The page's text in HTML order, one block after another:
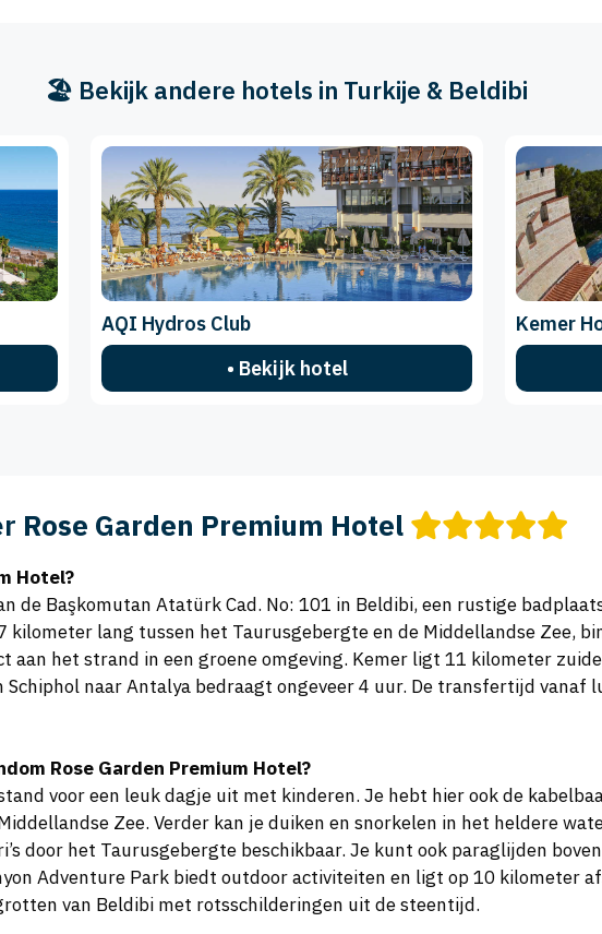
🏖️ Bekijk andere hotels in Turkije & Beldibi
AQI Hydros Club
• Bekijk hotel
Kemer
Rose Garden Premium Hotel
Hotel?
de Başkomutan Atatürk Cad. No: 101 in Beldibi, een rustige
kilometer lang tussen het Taurusgebergte en de Middellandse Zee,
aan het strand in een groene omgeving. Kemer ligt 11 kilometer
naar Antalya bedraagt ongeveer 4 uur. De transfertijd vanaf
Rose Garden Premium Hotel?
voor een leuk dagje uit met kinderen. Je hebt hier ook de
Zee. Verder kan je duiken en snorkelen in het heldere
door het Taurusgebergte beschikbaar. Je kunt ook paraglijden
Adventure Park biedt outdoor activiteiten en ligt op 10 kilometer
van Beldibi met rotsschilderingen uit de steentijd.